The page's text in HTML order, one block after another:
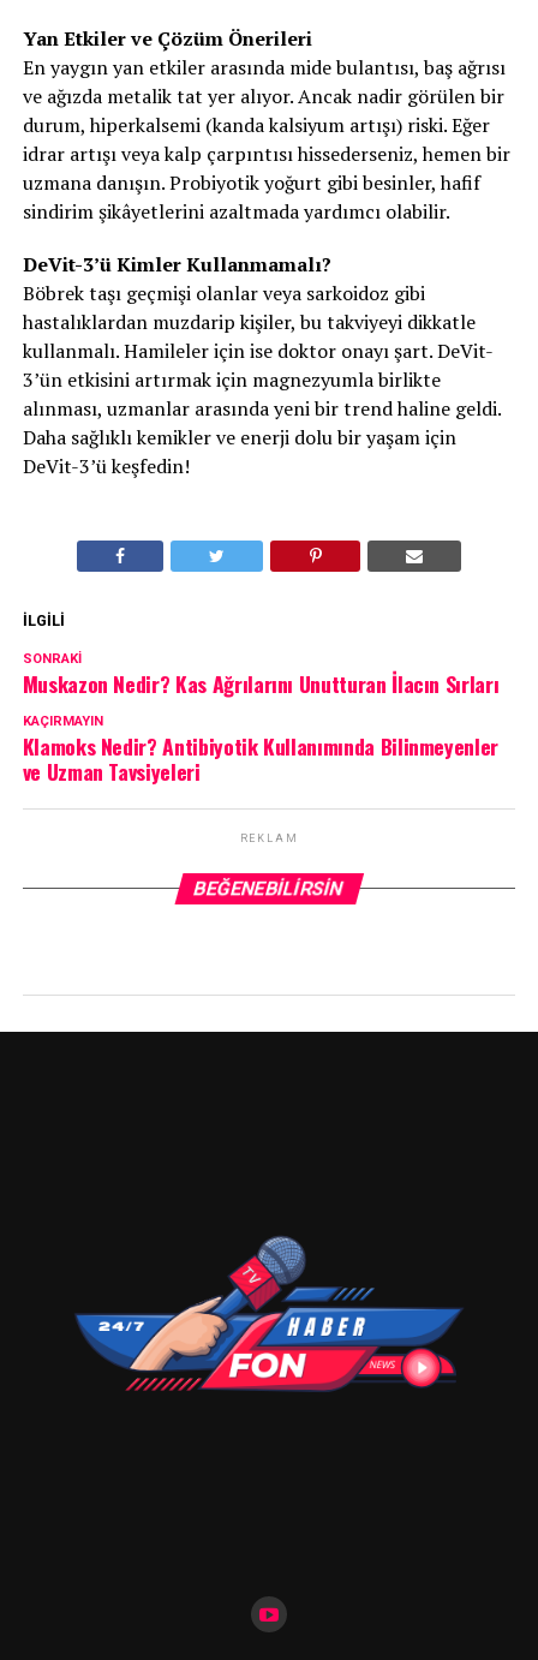
Yan Etkiler ve Çözüm Önerileri
En yaygın yan etkiler arasında mide bulantısı, baş ağrısı
ve ağızda metalik tat yer alıyor. Ancak nadir görülen bir
durum, hiperkalsemi (kanda kalsiyum artışı) riski. Eğer
idrar artışı veya kalp çarpıntısı hissederseniz, hemen bir
uzmana danışın. Probiyotik yoğurt gibi besinler, hafif
sindirim şikâyetlerini azaltmada yardımcı olabilir.
DeVit-3’ü Kimler Kullanmamalı?
Böbrek taşı geçmişi olanlar veya sarkoidoz gibi
hastalıklardan muzdarip kişiler, bu takviyeyi dikkatle
kullanmalı. Hamileler için ise doktor onayı şart. DeVit-
3’ün etkisini artırmak için magnezyumla birlikte
alınması, uzmanlar arasında yeni bir trend haline geldi.
Daha sağlıklı kemikler ve enerji dolu bir yaşam için
DeVit-3’ü keşfedin!
İLGILI
SONRAKI
Muskazon Nedir? Kas Ağrılarını Unutturan İlacın Sırları
KAÇIRMAYIN
Klamoks Nedir? Antibiyotik Kullanımında Bilinmeyenler
ve Uzman Tavsiyeleri
REKLAM
BEĞENEBILIRSIN